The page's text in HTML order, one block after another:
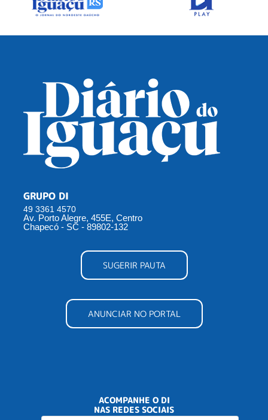
GRUPO DI
49 3361 4570
Av. Porto Alegre, 455E, Centro
Chapecó - SC - 89802-132
SUGERIR PAUTA
ANUNCIAR NO PORTAL
ACOMPANHE O DI
NAS REDES SOCIAIS